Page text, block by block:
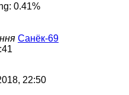
0.41%
Санёк-69
22:50